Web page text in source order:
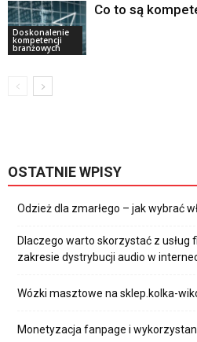
Doskonalenie
kompetencji
branżowych
Co to są
OSTATNIE WPISY
Odzież dla zmarłego – jak wybrać
Dlaczego warto skorzystać z usług
zakresie dystrybucji audio w
Wózki masztowe na sklep.kolka-
Monetyzacja fanpage i